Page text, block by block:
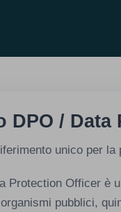
DPO /
unico per la
Protection Officer è
pubblici,